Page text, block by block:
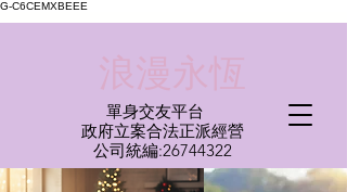
G-C6CEMXBEEE
單身交友平台
​政府立案合法正派經營​
​公司統編:26744322
​浪漫永恆